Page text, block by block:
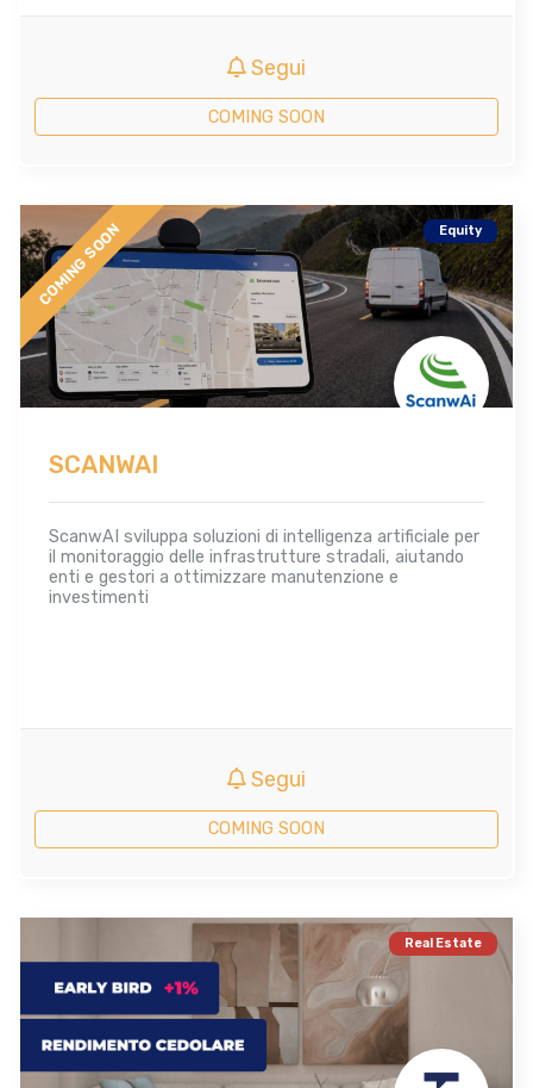
Segui
COMING SOON
COMING SOON Equity
SCANWAI
ScanwAI sviluppa soluzioni di intelligenza artificiale per
il monitoraggio delle infrastrutture stradali, aiutando
enti e gestori a ottimizzare manutenzione e
investimenti
Segui
COMING SOON
Real Estate